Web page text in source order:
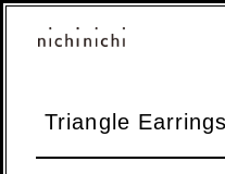
Triangle